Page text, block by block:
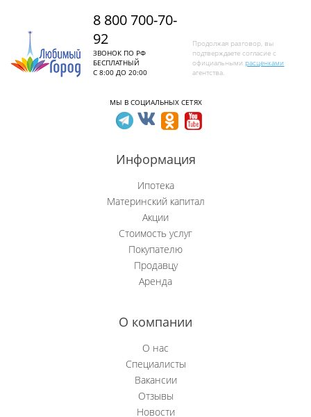
Митино
Мундыбаш
8 800 700-70-
92
ЗВОНОК ПО РФ
БЕСПЛАТНЫЙ
С 8:00 ДО 20:00
Продолжая разговор, вы
подтверждаете согласие с
официальнымирасценками
агентства.
МЫ В СОЦИАЛЬНЫХ СЕТЯХ
Информация
Ипотека
Материнский капитал
Акции
Стоимость услуг
Покупателю
Продавцу
Аренда
О компании
О нас
Специалисты
Вакансии
Отзывы
Новости